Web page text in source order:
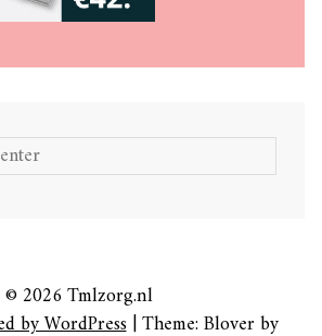
© 2026 Tmlzorg.nl
by WordPress|Theme: Blover by